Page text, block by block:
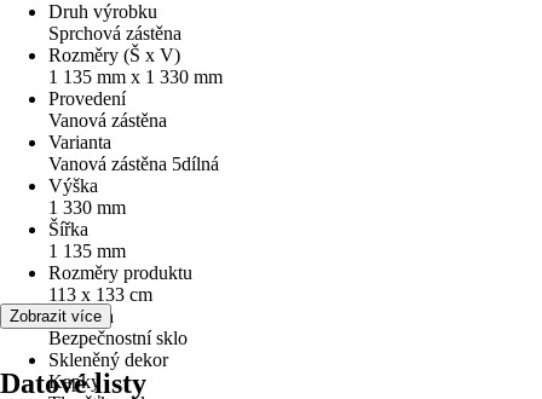
Druh výrobku
Sprchová zástěna
Rozměry (Š x V)
1 135 mm x 1 330 mm
Provedení
Vanová zástěna
Varianta
Vanová zástěna 5dílná
Výška
1 330 mm
Šířka
1 135 mm
Rozměry produktu
113 x 133 cm
Typ skla
Bezpečnostní sklo
Skleněný dekor
Kapky
Zobrazit více
Datové listy